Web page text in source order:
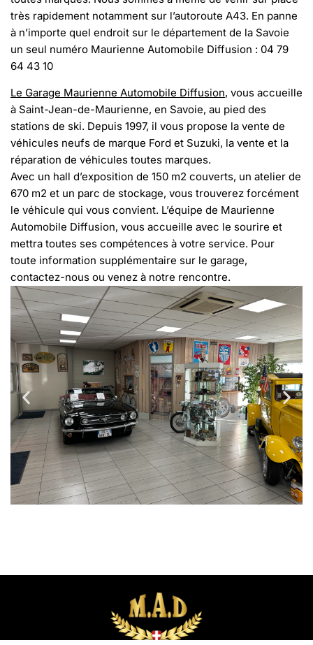
très rapidement notamment sur l’autoroute A43. En panne
à n’importe quel endroit sur le département de la Savoie
un seul numéro Maurienne Automobile Diffusion : 04 79
64 43 10
Le Garage Maurienne Automobile Diffusion, vous accueille
à Saint-Jean-de-Maurienne, en Savoie, au pied des
stations de ski. Depuis 1997, il vous propose la vente de
véhicules neufs de marque Ford et Suzuki, la vente et la
réparation de véhicules toutes marques.
Avec un hall d’exposition de 150 m2 couverts, un atelier de
670 m2 et un parc de stockage, vous trouverez forcément
le véhicule qui vous convient. L’équipe de Maurienne
Automobile Diffusion, vous accueille avec le sourire et
mettra toutes ses compétences à votre service. Pour
toute information supplémentaire sur le garage,
contactez-nous ou venez à notre rencontre.